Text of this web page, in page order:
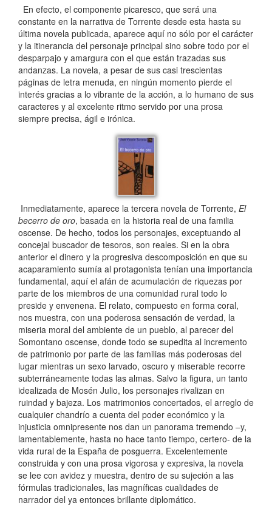
En efecto, el componente picaresco, que será una
constante en la narrativa de Torrente desde esta hasta su
última novela publicada, aparece aquí no sólo por el carácter
y la itinerancia del personaje principal sino sobre todo por el
desparpajo y amargura con el que están trazadas sus
andanzas. La novela, a pesar de sus casi trescientas
páginas de letra menuda, en ningún momento pierde el
interés gracias a lo vibrante de la acción, a lo humano de sus
caracteres y al excelente ritmo servido por una prosa
siempre precisa, ágil e irónica.
Inmediatamente, aparece la tercera novela de Torrente, El
becerro de oro, basada en la historia real de una familia
oscense. De hecho, todos los personajes, exceptuando al
concejal buscador de tesoros, son reales. Si en la obra
anterior el dinero y la progresiva descomposición en que su
acaparamiento sumía al protagonista tenían una importancia
fundamental, aquí el afán de acumulación de riquezas por
parte de los miembros de una comunidad rural todo lo
preside y envenena. El relato, compuesto en forma coral,
nos muestra, con una poderosa sensación de verdad, la
miseria moral del ambiente de un pueblo, al parecer del
Somontano oscense, donde todo se supedita al incremento
de patrimonio por parte de las familias más poderosas del
lugar mientras un sexo larvado, oscuro y miserable recorre
subterráneamente todas las almas. Salvo la figura, un tanto
idealizada de Mosén Julio, los personajes rivalizan en
ruindad y bajeza. Los matrimonios concertados, el arreglo de
cualquier chandrío a cuenta del poder económico y la
injusticia omnipresente nos dan un panorama tremendo –y,
lamentablemente, hasta no hace tanto tiempo, certero- de la
vida rural de la España de posguerra. Excelentemente
construida y con una prosa vigorosa y expresiva, la novela
se lee con avidez y muestra, dentro de su sujeción a las
fórmulas tradicionales, las magníficas cualidades de
narrador del ya entonces brillante diplomático.